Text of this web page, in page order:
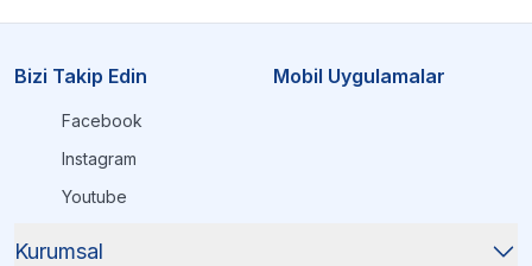
Bizi Takip Edin
Facebook
Instagram
Youtube
Mobil Uygulamalar
Kurumsal